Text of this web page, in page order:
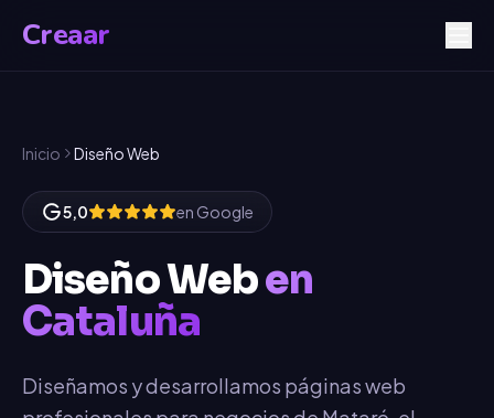
Creaar
Inicio Diseño Web
5,0 en Google
Diseño Weben
Cataluña
Diseñamos y desarrollamos páginas web